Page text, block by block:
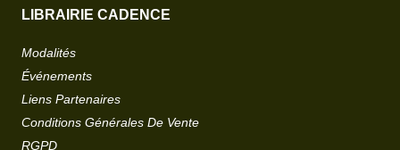
LIBRAIRIE CADENCE
Modalités
Événements
Liens Partenaires
Conditions Générales De Vente
RGPD